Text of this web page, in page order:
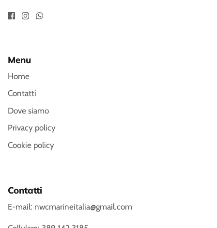
Menu
Home
Contatti
Dove siamo
Privacy policy
Cookie policy
Contatti
E-mail: nwcmarineitalia@gmail.com